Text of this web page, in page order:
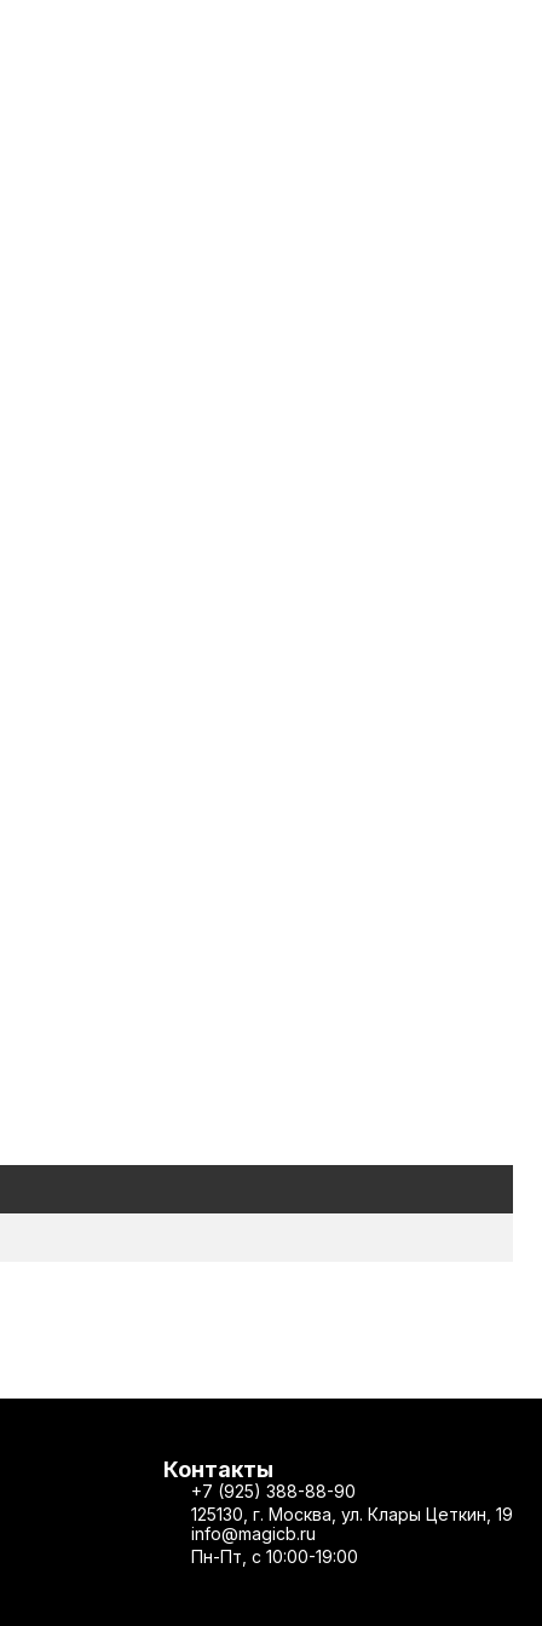
Контакты
+7 (925) 388-88-90
125130, г. Москва, ул. Клары Цеткин, 19
info@magicb.ru
Пн-Пт, с 10:00-19:00